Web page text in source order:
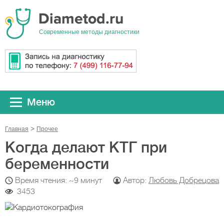
Cовременные методы диагностики
Меню
Главная Прочeе
Когда делают КТГ при
беременности
Время чтения: ~9 минут Автор: Любовь Добрецова
3453